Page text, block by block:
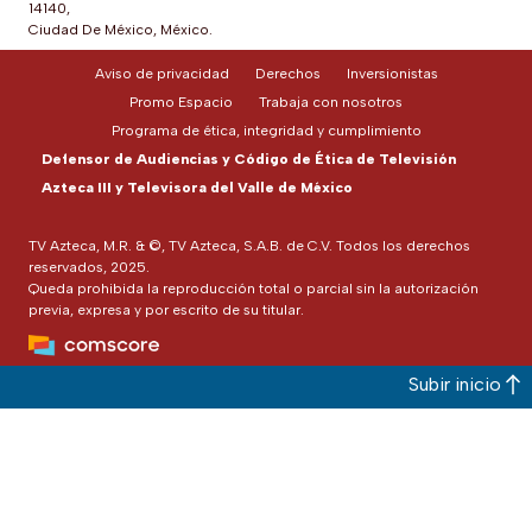
14140,
Ciudad De México, México.
TV Azteca, M.R. & ©, TV Azteca, S.A.B. de C.V. Todos los derechos
reservados, 2025.
Queda prohibida la reproducción total o parcial sin la autorización
previa, expresa y por escrito de su titular.
Aviso de privacidad Derechos
Inversionistas
Promo Espacio
Trabaja con nosotros
Programa de ética, integridad y cumplimiento
Defensor de Audiencias y Código de Ética de Televisión
Azteca III y Televisora del Valle de México
Subir inicio